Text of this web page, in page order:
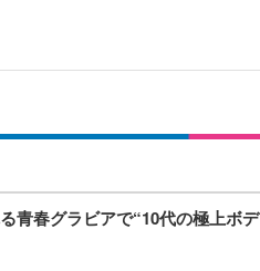
青春グラビアで“10代の極上ボ